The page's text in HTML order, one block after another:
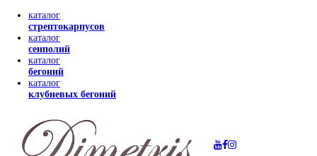
каталог
стрептокарпусов
каталог
сенполий
каталог
бегоний
каталог
клубневых бегоний